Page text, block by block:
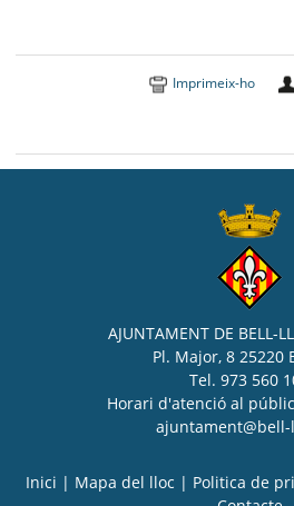
Imprimeix-ho
AJUNTAMENT DE BELL-
Pl. Major, 8 25220
Tel. 973 560
Horari d'atenció al
Inici | Mapa del lloc | Politica de